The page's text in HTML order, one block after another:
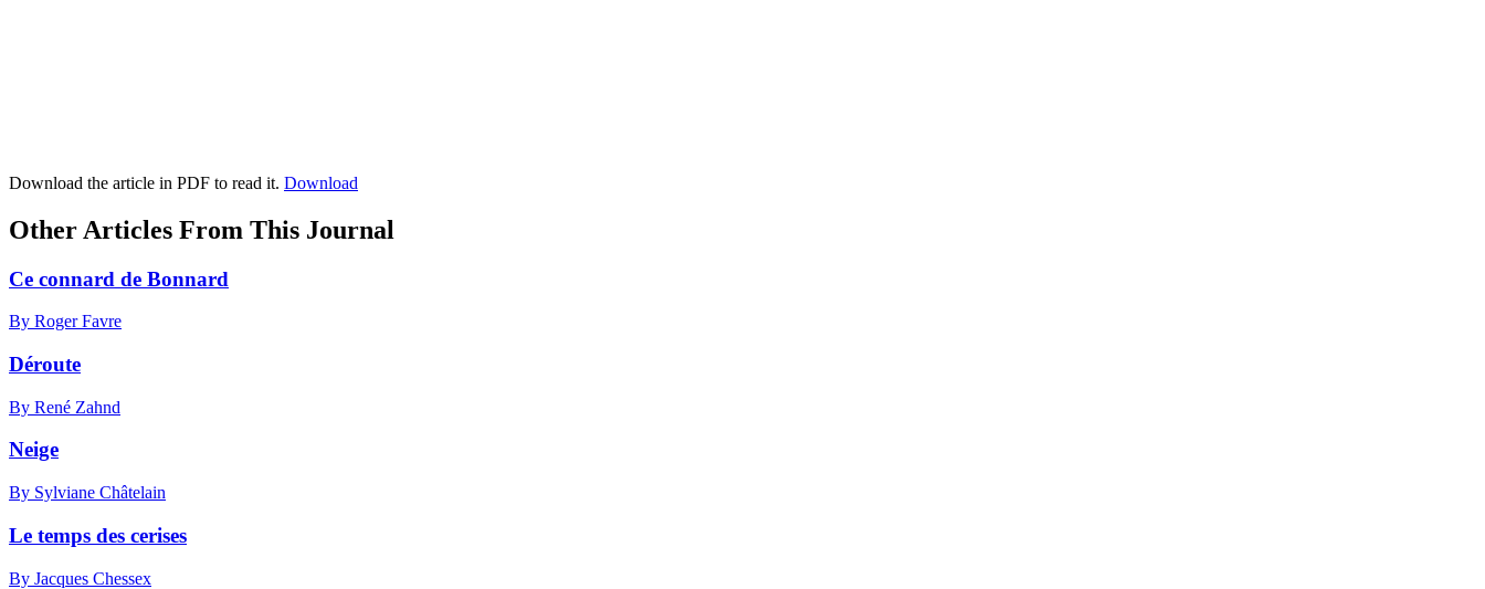
Download the article in PDF to read it. Download
Other Articles From This Journal
Ce connard de Bonnard
By Roger Favre
Déroute
By René Zahnd
Neige
By Sylviane Châtelain
Le temps des cerises
By Jacques Chessex